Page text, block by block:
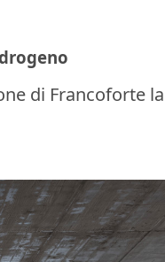
di Francoforte la